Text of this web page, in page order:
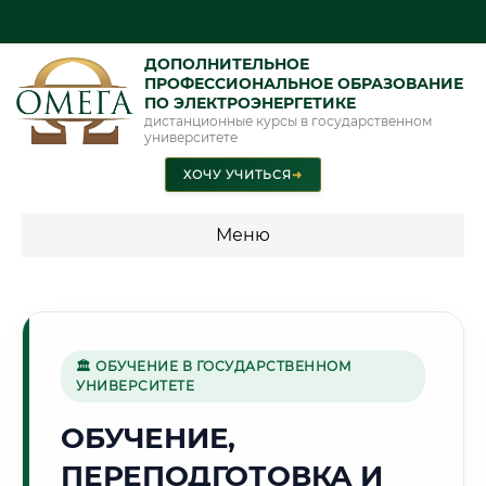
ДОПОЛНИТЕЛЬНОЕ
ПРОФЕССИОНАЛЬНОЕ ОБРАЗОВАНИЕ
ПО ЭЛЕКТРОЭНЕРГЕТИКЕ
дистанционные курсы в государственном
университете
ХОЧУ УЧИТЬСЯ➜
Меню
🏯
Г. БРЕСТ
🏛 ОБУЧЕНИЕ В ГОСУДАРСТВЕННОМ
УНИВЕРСИТЕТЕ
ОБУЧЕНИЕ,
ПЕРЕПОДГОТОВКА И